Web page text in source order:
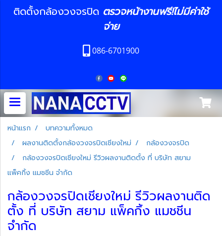
ติดตั้งกล้องวงจรปิด ตรวจหน้างานฟรี!ไม่มีค่าใช้
จ่าย
086-6701900
หน้าแรก
บทความทั้งหมด
ผลงานติดตั้งกล้องวงจรปิดเชียงใหม่
กล้องวงจรปิด
กล้องวงจรปิดเชียงใหม่ รีวิวผลงานติดตั้ง ที่ บริษัท สยาม
แพ็คกิ้ง แมชชีน จำกัด
กล้องวงจรปิดเชียงใหม่ รีวิวผลงานติด
ตั้ง ที่ บริษัท สยาม แพ็คกิ้ง แมชชีน
จำกัด